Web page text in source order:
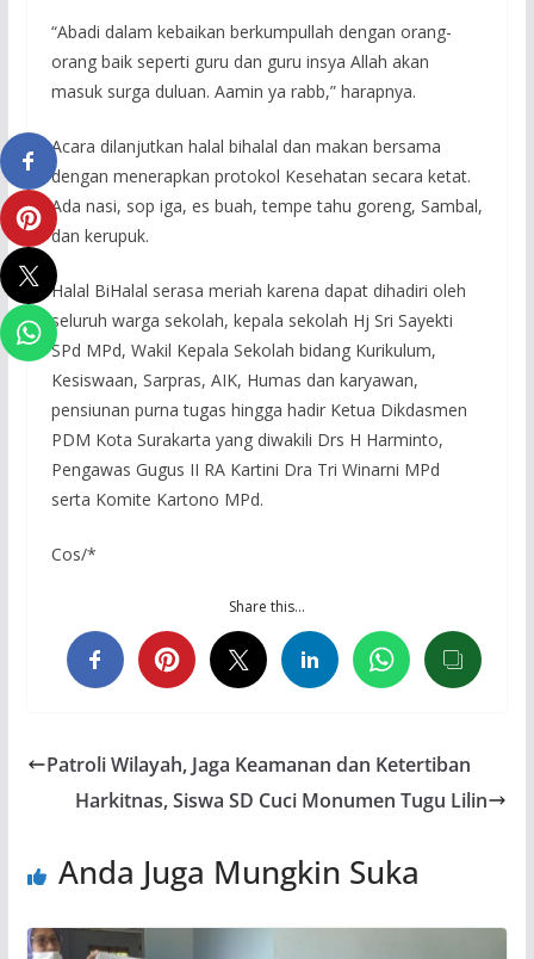
“Abadi dalam kebaikan berkumpullah dengan orang-
orang baik seperti guru dan guru insya Allah akan
masuk surga duluan. Aamin ya rabb,” harapnya.
Acara dilanjutkan halal bihalal dan makan bersama
dengan menerapkan protokol Kesehatan secara ketat.
Ada nasi, sop iga, es buah, tempe tahu goreng, Sambal,
dan kerupuk.
Halal BiHalal serasa meriah karena dapat dihadiri oleh
seluruh warga sekolah, kepala sekolah Hj Sri Sayekti
SPd MPd, Wakil Kepala Sekolah bidang Kurikulum,
Kesiswaan, Sarpras, AIK, Humas dan karyawan,
pensiunan purna tugas hingga hadir Ketua Dikdasmen
PDM Kota Surakarta yang diwakili Drs H Harminto,
Pengawas Gugus II RA Kartini Dra Tri Winarni MPd
serta Komite Kartono MPd.
Cos/*
Share this…
Patroli Wilayah, Jaga Keamanan dan Ketertiban
Harkitnas, Siswa SD Cuci Monumen Tugu Lilin
Anda Juga Mungkin Suka